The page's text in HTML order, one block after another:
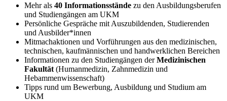
Mehr als 40 Informationsstände zu den Ausbildungsberufen
und Studiengängen am UKM
Persönliche Gespräche mit Auszubildenden, Studierenden
und Ausbilder*innen
Mitmachaktionen und Vorführungen aus den medizinischen,
technischen, kaufmännischen und handwerklichen Bereichen
Informationen zu den Studiengängen derMedizinischen
Fakultät (Humanmedizin, Zahnmedizin und
Hebammenwissenschaft)
Tipps rund um Bewerbung, Ausbildung und Studium am
UKM